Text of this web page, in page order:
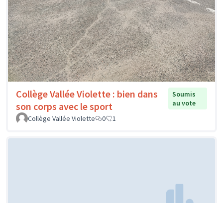
Collège Vallée Violette : bien dans
son corps avec le sport
Soumis
au vote
Collège Vallée Violette
0 1